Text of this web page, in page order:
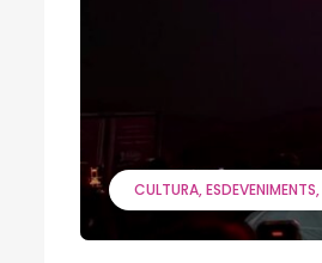
CULTURA ESDEVENIMENTS